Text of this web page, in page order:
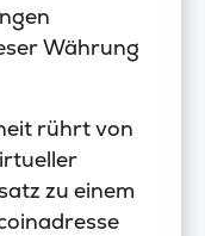
Währung
rührt von
zu einem